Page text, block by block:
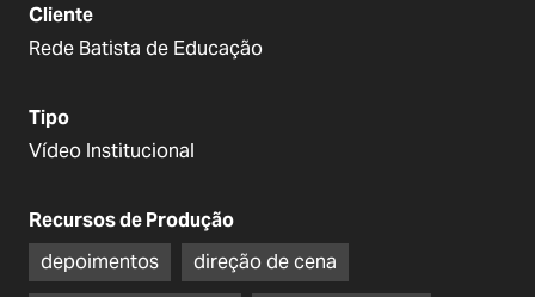
Cliente
Rede Batista de Educação
Tipo
Vídeo Institucional
Recursos de Produção
depoimentos
direção de cena